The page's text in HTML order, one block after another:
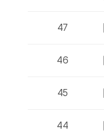
47
46
45
44